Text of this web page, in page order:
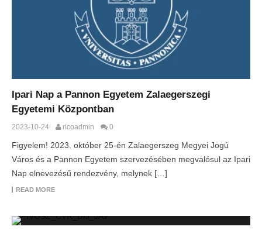
Ipari Nap a Pannon Egyetem Zalaegerszegi
Egyetemi Központban
2023-10-24 ricoadmin 0
Figyelem! 2023. október 25-én Zalaegerszeg Megyei Jogú
Város és a Pannon Egyetem szervezésében megvalósul az Ipari
Nap elnevezésű rendezvény, melynek […]
READ MORE